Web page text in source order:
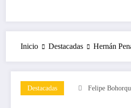
Inicio Destacadas Hernán
Destacadas Felipe